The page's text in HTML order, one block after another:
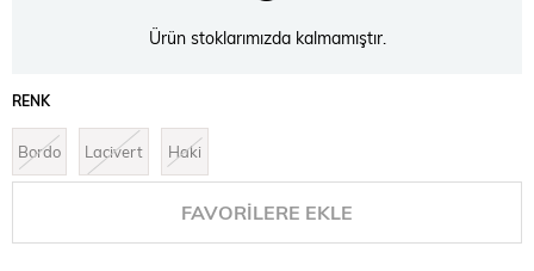
Ürün stoklarımızda kalmamıştır.
RENK
Bordo Lacivert Haki
FAVORILERE EKLE